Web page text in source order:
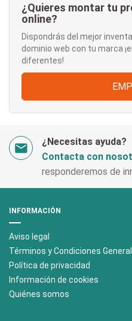
¿Quieres montar tu
online?
Dispondrás del mejor
dominio web con tu marca
diferentes!
¿Necesitas ayuda?
Contacta con
responderemos de
INFORMACIÓN
Aviso legal
Términos y Condiciones
Polí­tica de privacidad
Información de cookies
Quiénes somos